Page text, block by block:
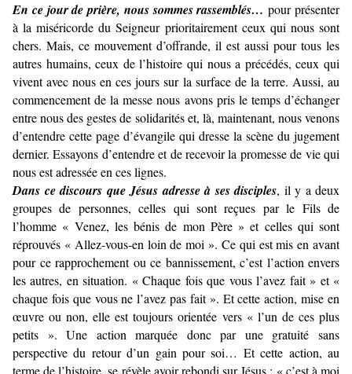
En ce jour de prière, nous sommes rassemblés… pour présenter
à la miséricorde du Seigneur prioritairement ceux qui nous sont
chers. Mais, ce mouvement d’offrande, il est aussi pour tous les
autres humains, ceux de l’histoire qui nous a précédés, ceux qui
vivent avec nous en ces jours sur la surface de la terre. Aussi, au
commencement de la messe nous avons pris le temps d’échanger
entre nous des gestes de solidarités et, là, maintenant, nous venons
d’entendre cette page d’évangile qui dresse la scène du jugement
dernier. Essayons d’entendre et de recevoir la promesse de vie qui
nous est adressée en ces lignes.
Dans ce discours que Jésus adresse à ses disciples, il y a deux
groupes de personnes, celles qui sont reçues par le Fils de
l’homme « Venez, les bénis de mon Père » et celles qui sont
réprouvés « Allez-vous-en loin de moi ». Ce qui est mis en avant
pour ce rapprochement ou ce bannissement, c’est l’action envers
les autres, en situation. « Chaque fois que vous l’avez fait » et «
chaque fois que vous ne l’avez pas fait ». Et cette action, mise en
œuvre ou non, elle est toujours orientée vers « l’un de ces plus
petits ». Une action marquée donc par une gratuité sans
perspective du retour d’un gain pour soi… Et cette action, au
terme de l’histoire, se révèle avoir rebondi sur Jésus : « c’est à moi